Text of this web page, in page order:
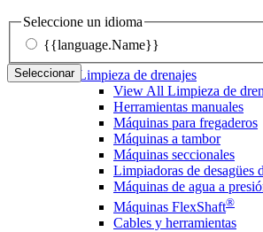
Seleccione un idioma
{{language.Name}}
Seleccionar Limpieza de drenajes
View All Limpieza de
Herramientas manuales
Máquinas para fregaderos
Máquinas a tambor
Máquinas seccionales
Limpiadoras de desagües
Máquinas de agua a
Máquinas FlexShaft®
Cables y herramientas